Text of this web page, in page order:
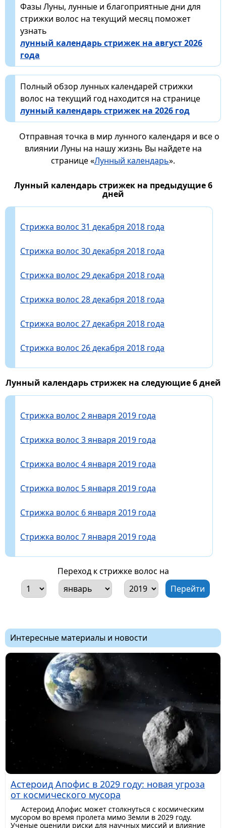
Фазы Луны, лунные и благоприятные дни для
стрижки волос на текущий месяц поможет
узнать
лунный календарь стрижек на август 2026
года
Полный обзор лунных календарей стрижки
волос на текущий год находится на странице
лунный календарь стрижек на 2026 год
Отправная точка в мир лунного календаря и все о
влиянии Луны на нашу жизнь Вы найдете на
странице «Лунный календарь».
Лунный календарь стрижек на предыдущие 6
дней
Стрижка волос 31 декабря 2018 года
Стрижка волос 30 декабря 2018 года
Стрижка волос 29 декабря 2018 года
Стрижка волос 28 декабря 2018 года
Стрижка волос 27 декабря 2018 года
Стрижка волос 26 декабря 2018 года
Лунный календарь стрижек на следующие 6 дней
Стрижка волос 2 января 2019 года
Стрижка волос 3 января 2019 года
Стрижка волос 4 января 2019 года
Стрижка волос 5 января 2019 года
Стрижка волос 6 января 2019 года
Стрижка волос 7 января 2019 года
Переход к стрижке волос на
Интересные материалы и новости
Астероид Апофис в 2029 году: новая угроза
от космического мусора
Астероид Апофис может столкнуться с космическим
мусором во время пролета мимо Земли в 2029 году.
Ученые оценили риски для научных миссий и влияние